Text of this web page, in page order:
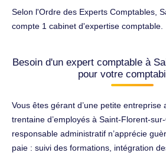
Selon l'Ordre des Experts Comptables,
compte 1 cabinet d'expertise comptable.
Besoin d'un expert comptable à
pour votre
Vous êtes gérant d’une petite entreprise
trentaine d’employés à Saint-Florent-
responsable administratif n’apprécie
paie : suivi des formations, intégration